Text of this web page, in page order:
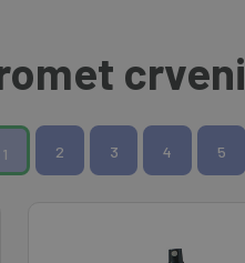
crveni
1 2 3 4 5